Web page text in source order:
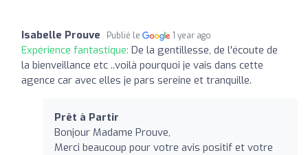
Isabelle Prouve Publié le 1 year ago
Expérience fantastique: De la gentillesse, de l'écoute de
la bienveillance etc ..voilà pourquoi je vais dans cette
agence car avec elles je pars sereine et tranquille.
Prêt à Partir
Bonjour Madame Prouve,
Merci beaucoup pour votre avis positif et votre